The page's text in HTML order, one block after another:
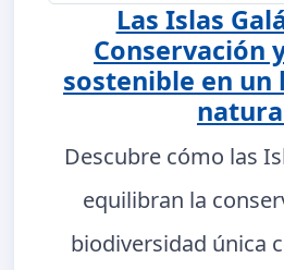
Las Islas
Conservación
sostenible en
Descubre cómo las
equilibran la
biodiversidad única